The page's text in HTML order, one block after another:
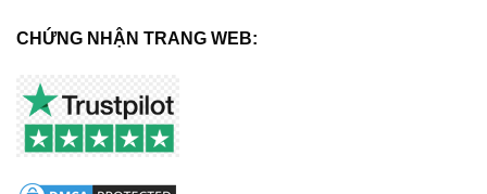
CHỨNG NHẬN TRANG WEB: